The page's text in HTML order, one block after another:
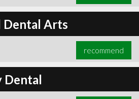
Dental Arts
recommend
Dental